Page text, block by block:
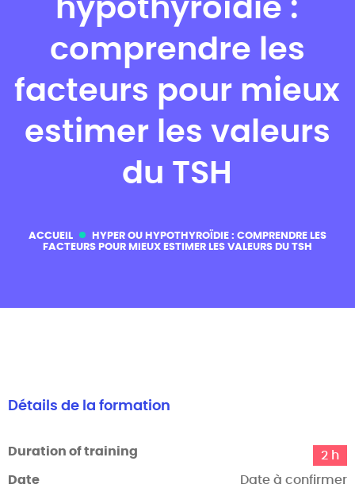
hypothyroïdie :
comprendre les
facteurs pour mieux
estimer les valeurs
du TSH
ACCUEIL
HYPER OU HYPOTHYROÏDIE : COMPRENDRE LES
FACTEURS POUR MIEUX ESTIMER LES VALEURS DU TSH
Détails de la formation
Duration of training
2 h
Date
Date à confirmer